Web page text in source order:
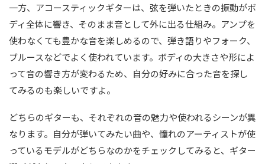
一方、アコースティックギターは、弦を弾いたときの振動がボ
ディ全体に響き、そのまま音として外に出る仕組み。アンプを
使わなくても豊かな音を楽しめるので、弾き語りやフォーク、
ブルースなどでよく使われています。ボディの大きさや形によ
って音の響き方が変わるため、自分の好みに合った音を探し
てみるのも楽しいですよ。
どちらのギターも、それぞれの音の魅力や使われるシーンが異
なります。自分が弾いてみたい曲や、憧れのアーティストが使
っているモデルがどちらなのかをチェックしてみると、ギター